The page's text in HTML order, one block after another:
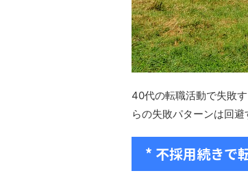
40代の転職活動で失敗
らの失敗パターンは回避
* 不採用続きで